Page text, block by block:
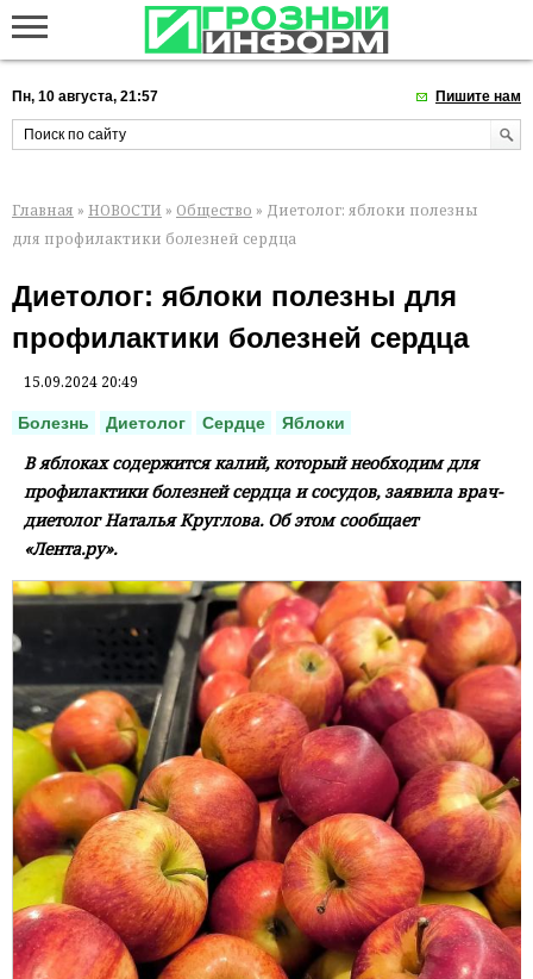
Пн, 10 августа, 21:57 Пишите нам
Главная » НОВОСТИ » Общество » Диетолог: яблоки полезны
для профилактики болезней сердца
Диетолог: яблоки полезны для
профилактики болезней сердца
15.09.2024 20:49
Болезнь Диетолог Сердце Яблоки
В яблоках содержится калий, который необходим для
профилактики болезней сердца и сосудов, заявила врач-
диетолог Наталья Круглова. Об этом сообщает
«Лента.ру».